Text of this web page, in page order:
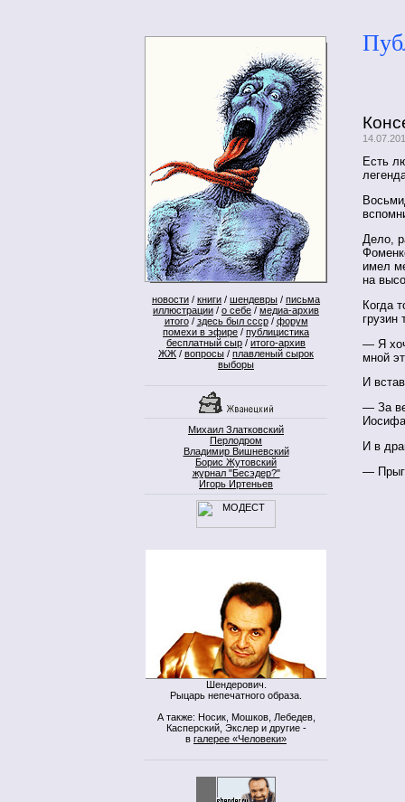
новости / книги / шендевры / письма
иллюстрации / о себе / медиа-архив
итого/ здесь был ссср/ форум
помехи в эфире / публицистика
бесплатный сыр / итого-архив
ЖЖ / вопросы / плавленый сырок
выборы
Михаил Златковский
Перлодром
Владимир Вишневский
Борис Жутовский
журнал "Бесэдер?"
Игорь Иртеньев
Шендерович.
Рыцарь непечатного образа.
А также: Носик, Мошков, Лебедев,
Касперский, Экслер и другие -
в галерее «Человеки»
Есть
Дело,
имел
на
Когда
грузин
— Я
мной
И
— За
И в
—